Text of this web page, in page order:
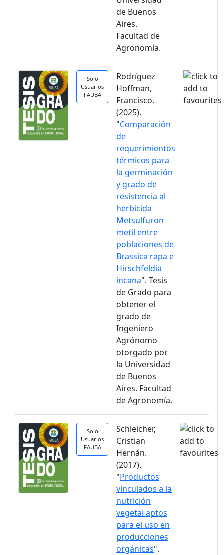
de Buenos
Aires.
Facultad de
Agronomía.
Solo
Usuarios
FAUBA
Rodríguez
Hoffman,
Francisco.
(2025).
"Comparación
de
requerimientos
térmicos para
la germinación
y grado de
resistencia al
herbicida
Metsulfuron
metil entre
poblaciones de
Brassica rapa e
Hirschfeldia
incana". Tesis
de Grado para
obtener el
grado de
Ingeniero
Agrónomo
otorgado por
la Universidad
de Buenos
Aires. Facultad
de Agronomía.
Solo
Usuarios
FAUBA
Schleicher,
Cristian
Hernán.
(2017).
"Productos
vinculados a la
nutrición
vegetal aptos
para el uso en
producciones
orgánicas".